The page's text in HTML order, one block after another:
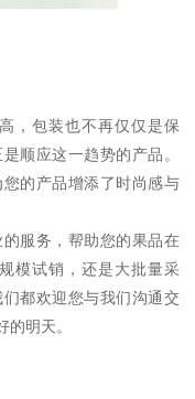
，包装也不再仅仅是保
顺应这一趋势的产品。
的产品增添了时尚感与
服务，帮助您的果品在
模试销，还是大批量采
都欢迎您与我们沟通交
明天。